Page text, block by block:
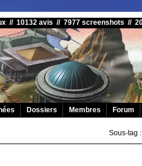
// 10132 avis // 7977 screenshots //
Dossiers Membres Forum
Sous-tag :